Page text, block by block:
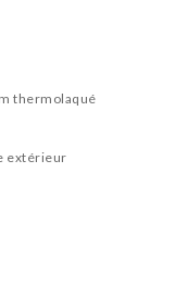
thermolaqué
extérieur